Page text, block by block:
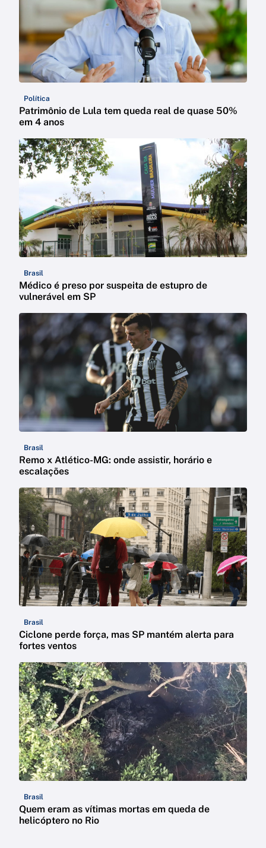
Política
Patrimônio de Lula tem queda real de quase 50%
em 4 anos
Brasil
Médico é preso por suspeita de estupro de
vulnerável em SP
Brasil
Remo x Atlético-MG: onde assistir, horário e
escalações
Brasil
Ciclone perde força, mas SP mantém alerta para
fortes ventos
Brasil
Quem eram as vítimas mortas em queda de
helicóptero no Rio